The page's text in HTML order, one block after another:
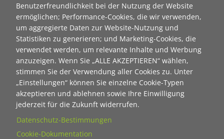
Benutzerfreundlichkeit bei der Nutzung der Website
ermöglichen; Performance-Cookies, die wir verwenden,
um aggregierte Daten zur Website-Nutzung und
Statistiken zu generieren; und Marketing-Cookies, die
verwendet werden, um relevante Inhalte und Werbung
anzuzeigen. Wenn Sie „ALLE AKZEPTIEREN“ wählen,
stimmen Sie der Verwendung aller Cookies zu. Unter
„Einstellungen“ können Sie einzelne Cookie-Typen
akzeptieren und ablehnen sowie Ihre Einwilligung
jederzeit für die Zukunft widerrufen.
Datenschutz-Bestimmungen
Cookie-Dokumentation
Neuanmeldung zum Newsletter der Stiftung "Ecken
wecken":
Contact 1
Anrede
Titel
Vorname